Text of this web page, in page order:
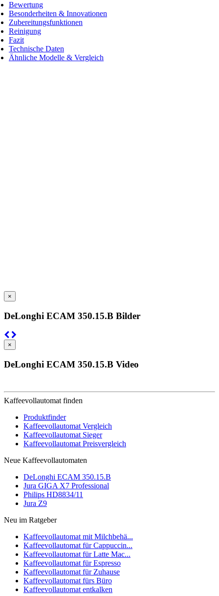
Bewertung
Besonderheiten & Innovationen
Zubereitungsfunktionen
Reinigung
Fazit
Technische Daten
Ähnliche Modelle & Vergleich
×
DeLonghi ECAM 350.15.B Bilder
×
DeLonghi ECAM 350.15.B Video
Kaffeevollautomat finden
Produktfinder
Kaffeevollautomat Vergleich
Kaffeevollautomat Sieger
Kaffeevollautomat Preisvergleich
Neue Kaffeevollautomaten
DeLonghi ECAM 350.15.B
Jura GIGA X7 Professional
Philips HD8834/11
Jura Z9
Neu im Ratgeber
Kaffeevollautomat mit Milchbehä...
Kaffeevollautomat für Cappuccin...
Kaffeevollautomat für Latte Mac...
Kaffeevollautomat für Espresso
Kaffeevollautomat für Zuhause
Kaffeevollautomat fürs Büro
Kaffeevollautomat entkalken